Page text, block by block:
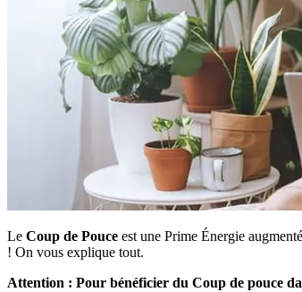
Le Coup de Pouce est une Prime Énergie
! On vous explique tout.
Attention : Pour bénéficier du Coup de pouce